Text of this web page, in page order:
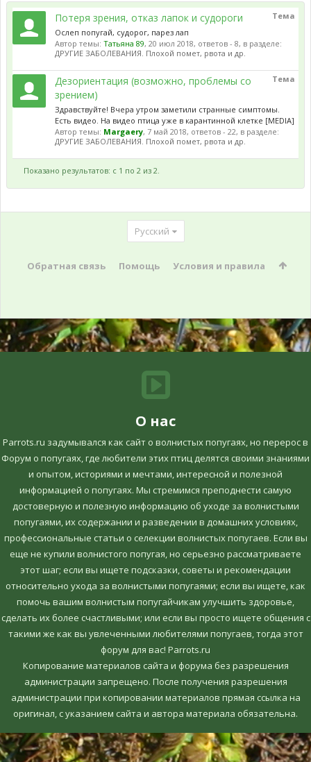
Тема
Потеря зрения, отказ лапок и судороги
Ослеп попугай, судорог, парез лап
Автор темы: Татьяна 89, 20 июл 2018, ответов - 8, в разделе:
ДРУГИЕ ЗАБОЛЕВАНИЯ. Плохой помет, рвота и др.
Тема
Дезориентация (возможно, проблемы со
зрением)
Здравствуйте! Вчера утром заметили странные симптомы.
Есть видео. На видео птица уже в карантинной клетке [MEDIA]
Автор темы: Margaery, 7 май 2018, ответов - 22, в разделе:
ДРУГИЕ ЗАБОЛЕВАНИЯ. Плохой помет, рвота и др.
Показано результатов: с 1 по 2 из 2.
Русский
Обратная связь Помощь Условия и правила
О нас
Parrots.ru задумывался как сайт о волнистых попугаях, но перерос в
Форум о попугаях, где любители этих птиц делятся своими знаниями
и опытом, историями и мечтами, интересной и полезной
информацией о попугаях. Мы стремимся преподнести самую
достоверную и полезную информацию об уходе за волнистыми
попугаями, их содержании и разведении в домашних условиях,
профессиональные статьи о селекции волнистых попугаев. Если вы
еще не купили волнистого попугая, но серьезно рассматриваете
этот шаг; если вы ищете подсказки, советы и рекомендации
относительно ухода за волнистыми попугаями; если вы ищете, как
помочь вашим волнистым попугайчикам улучшить здоровье,
сделать их более счастливыми; или если вы просто ищете общения с
такими же как вы увлеченными любителями попугаев, тогда этот
форум для вас! Parrots.ru
Копирование материалов сайта и форума без разрешения
администрации запрещено. После получения разрешения
администрации при копировании материалов прямая ссылка на
оригинал, c указанием сайта и автора материала обязательна.